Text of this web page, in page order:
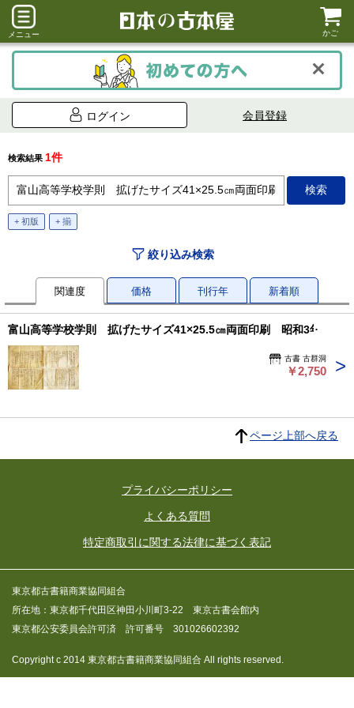
メニュー かご
ログイン 会員登録
検索結果 1件
+ 初版 + 揃
絞り込み検索
関連度 価格 刊行年 新着順
富山高等学校学則 拡げたサイズ41×25.5㎝両面印刷 昭和3年
古書 古群洞
￥2,750
ページ上部へ戻る
プライバシーポリシー
よくある質問
特定商取引に関する法律に基づく表記
東京都古書籍商業協同組合
所在地：東京都千代田区神田小川町3-22 東京古書会館内
東京都公安委員会許可済 許可番号 301026602392
Copyright c 2014 東京都古書籍商業協同組合 All rights reserved.